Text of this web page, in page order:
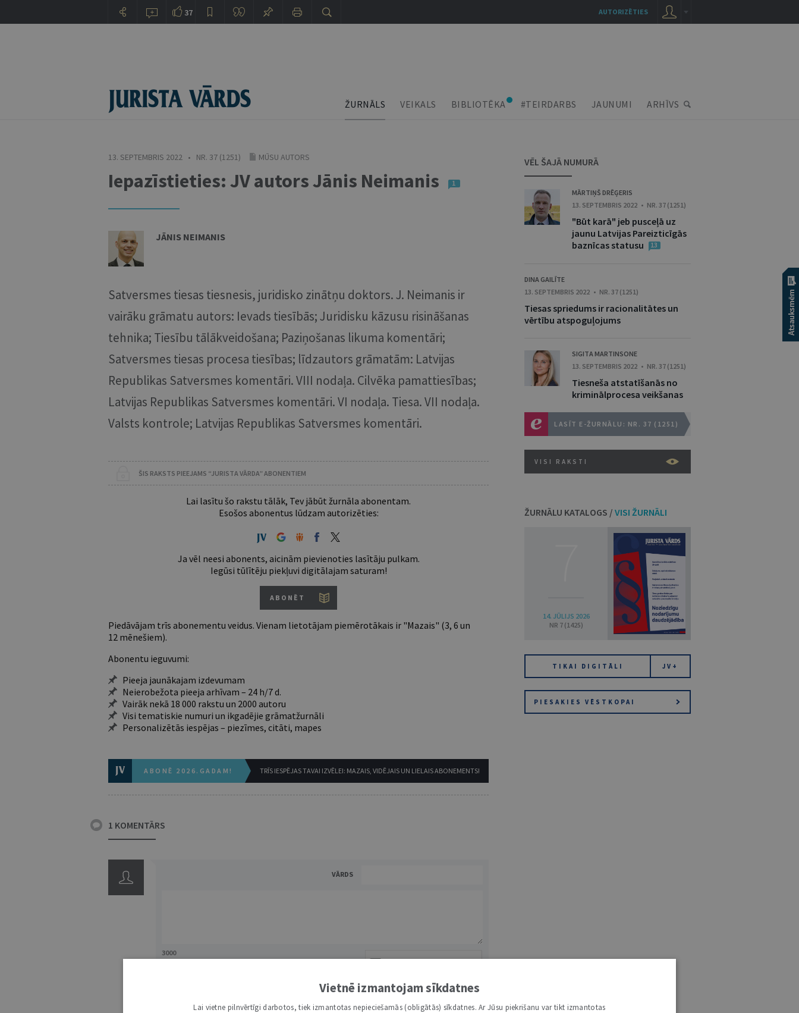
ŽURNĀLS VEIKALS BIBLIOTĒKA #TEIRDARBS JAUNUMI ARHĪVS
13. SEPTEMBRIS 2022 • NR. 37 (1251) MŪSU AUTORS
Iepazīstieties: JV autors Jānis Neimanis 1
JĀNIS NEIMANIS
Satversmes tiesas tiesnesis, juridisko zinātņu doktors. J. Neimanis ir
vairāku grāmatu autors: Ievads tiesībās; Juridisku kāzusu risināšanas
tehnika; Tiesību tālākveidošana; Paziņošanas likuma komentāri;
Satversmes tiesas procesa tiesības; līdzautors grāmatām: Latvijas
Republikas Satversmes komentāri. VIII nodaļa. Cilvēka pamattiesības;
Latvijas Republikas Satversmes komentāri. VI nodaļa. Tiesa. VII nodaļa.
Valsts kontrole; Latvijas Republikas Satversmes komentāri.
ŠIS RAKSTS PIEEJAMS “JURISTA VĀRDA” ABONENTIEM
Lai lasītu šo rakstu tālāk, Tev jābūt žurnāla abonentam.
Esošos abonentus lūdzam autorizēties:
Ja vēl neesi abonents, aicinām pievienoties lasītāju pulkam.
Iegūsi tūlītēju piekļuvi digitālajam saturam!
ABONĒT
Piedāvājam trīs abonementu veidus. Vienam lietotājam piemērotākais ir "Mazais" (3, 6 un
12 mēnešiem).
Abonentu ieguvumi:
Pieeja jaunākajam izdevumam
Neierobežota pieeja arhīvam – 24 h/7 d.
Vairāk nekā 18 000 rakstu un 2000 autoru
Visi tematiskie numuri un ikgadējie grāmatžurnāli
Personalizētās iespējas – piezīmes, citāti, mapes
ABONĒ 2026.GADAM! TRĪS IESPĒJAS TAVAI IZVĒLEI: MAZAIS, VIDĒJAIS UN LIELAIS ABONEMENTS!
1 KOMENTĀRS
VĀRDS
3000
PIEVIENOT
VĒL ŠAJĀ NUMURĀ
MĀRTIŅŠ DRĒĢERIS
13. SEPTEMBRIS 2022 • NR. 37 (1251)
"Būt karā" jeb pusceļā uz
jaunu Latvijas Pareizticīgās
baznīcas statusu
13
DINA GAILĪTE
13. SEPTEMBRIS 2022 • NR. 37 (1251)
Tiesas spriedums ir racionalitātes un
vērtību atspoguļojums
SIGITA MARTINSONE
13. SEPTEMBRIS 2022 • NR. 37 (1251)
Tiesneša atstatīšanās no
kriminālprocesa veikšanas
LASĪT E-ŽURNĀLU: NR. 37 (1251)
VISI RAKSTI
ŽURNĀLU KATALOGS / VISI ŽURNĀLI
14. JŪLIJS 2026
NR 7 (1425)
TIKAI DIGITĀLI JV+
PIESAKIES VĒSTKOPAI
37 AUTORIZĒTIES
Vietnē izmantojam sīkdatnes
Lai vietne pilnvērtīgi darbotos, tiek izmantotas nepieciešamās (obligātās) sīkdatnes. Ar Jūsu piekrišanu var tikt izmantotas